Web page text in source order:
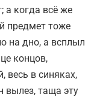
а когда всё же
предмет тоже
на дно, а всплыл
концов,
весь в синяках,
вылез, таща эту